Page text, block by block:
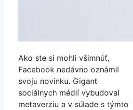
Ako ste si mohli všimnúť,
Facebook nedávno oznámil
svoju novinku. Gigant
sociálnych médií vybudoval
metaverziu a v súlade s týmto